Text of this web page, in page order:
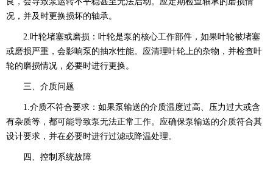
况，并及时更换损坏的轴承。
2.叶轮堵塞或磨损：叶轮是泵的核心工作部件，如果叶轮被堵塞
或磨损严重，会影响泵的抽水性能。应清理叶轮上的杂物，并检查叶
轮的磨损情况，必要时进行更换。
三、介质问题
1.介质不符合要求：如果泵输送的介质温度过高、压力过大或含
有杂质等，都可能导致泵无法正常工作。应确保泵输送的介质符合其
设计要求，并在必要时进行过滤或降温处理。
四、控制系统故障